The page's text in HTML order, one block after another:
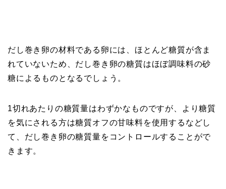
だし巻き卵の材料である卵には、ほとんど糖質が含ま
れていないため、だし巻き卵の糖質はほぼ調味料の砂
糖によるものとなるでしょう。
1切れあたりの糖質量はわずかなものですが、より糖質
を気にされる方は糖質オフの甘味料を使用するなどし
て、だし巻き卵の糖質量をコントロールすることがで
きます。